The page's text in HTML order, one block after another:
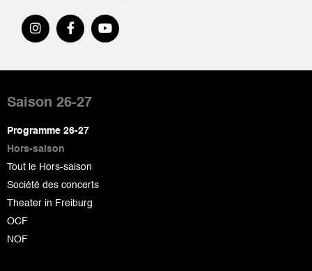
de
page
Saison 26-27
Programme 26-27
Hors-saison
Tout le Hors-saison
Société des concerts
Theater in Freiburg
OCF
NOF